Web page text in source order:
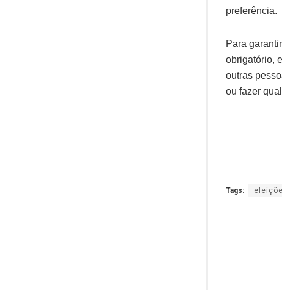
preferência.
Para
obrigatório,
outras
ou fazer
Tags: